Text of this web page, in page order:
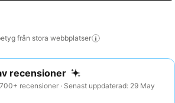
från stora webbplatser
recensioner
recensioner · Senast uppdaterad: 29 May